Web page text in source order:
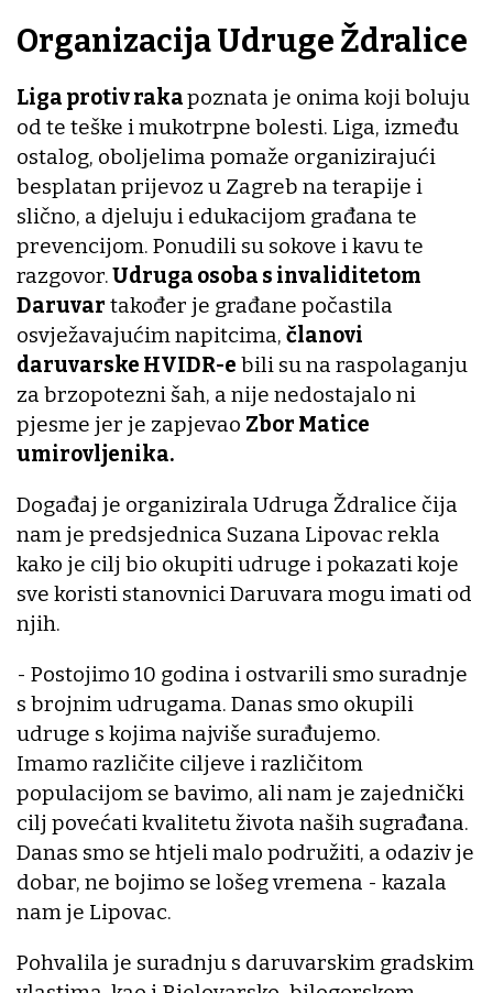
Organizacija Udruge Ždralice
Liga protiv rakapoznata je onima koji boluju
od te teške i mukotrpne bolesti. Liga, između
ostalog, oboljelima pomaže organizirajući
besplatan prijevoz u Zagreb na terapije i
slično, a djeluju i edukacijom građana te
prevencijom. Ponudili su sokove i kavu te
razgovor.Udruga osoba s invaliditetom
Daruvar također je građane počastila
osvježavajućim napitcima, članovi
daruvarske HVIDR-e bili su na raspolaganju
za brzopotezni šah, a nije nedostajalo ni
pjesme jer je zapjevao Zbor Matice
umirovljenika.
Događaj je organizirala Udruga Ždralice čija
nam je predsjednica Suzana Lipovac rekla
kako je cilj bio okupiti udruge i pokazati koje
sve koristi stanovnici Daruvara mogu imati od
njih.
- Postojimo 10 godina i ostvarili smo suradnje
s brojnim udrugama. Danas smo okupili
udruge s kojima najviše surađujemo.
Imamo različite ciljeve i različitom
populacijom se bavimo, ali nam je zajednički
cilj povećati kvalitetu života naših sugrađana.
Danas smo se htjeli malo podružiti, a odaziv je
dobar, ne bojimo se lošeg vremena - kazala
nam je Lipovac.
Pohvalila je suradnju s daruvarskim gradskim